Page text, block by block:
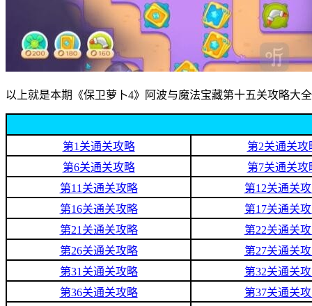
以上就是本期《保卫萝卜4》阿波与魔法宝藏第十五关攻略大
第1关通关攻略
第2关通关攻
第6关通关攻略
第7关通关攻
第11关通关攻略
第12关通关
第16关通关攻略
第17关通关
第21关通关攻略
第22关通关
第26关通关攻略
第27关通关
第31关通关攻略
第32关通关
第36关通关攻略
第37关通关